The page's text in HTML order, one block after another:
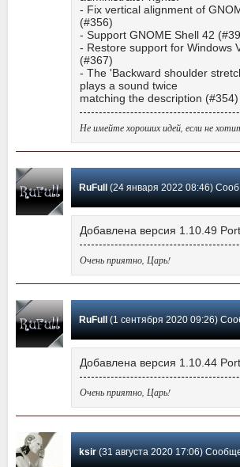
- Fix vertical alignment of
(#356)
- Support GNOME Shell 42
- Restore support for Windows
(#367)
- The 'Backward shoulder
plays a sound twice
matching the description (#354)
Не имейте хороших идей, если не
RuFull (24 января 2022 08:46) Сообщение #13
Добавлена версия 1.10.49
Очень приятно, Царь!
RuFull (1 сентября 2020 09:26) Сообщение
Добавлена версия 1.10.44
Очень приятно, Царь!
ksir(31 августа 2020 17:06) Сообщение